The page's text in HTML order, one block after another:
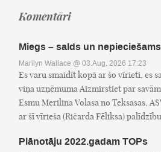
Komentāri
Miegs – salds un nepieciešams
Marilyn Wallace @ 03.Aug, 2026 17:23
Es varu smaidīt kopā ar šo vīrieti, es
viņa uzņēmuma Aizmirstiet par
Esmu Merilina Volasa no Teksasas,
ar šī vīrieša (Ričarda Fēliksa)
Plānotāju 2022.gadam TOPs